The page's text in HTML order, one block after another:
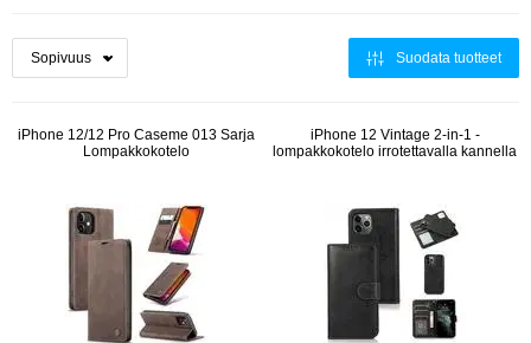
Suodata tuotteet
iPhone 12/12 Pro Caseme 013 Sarja
Lompakkokotelo
iPhone 12 Vintage 2-in-1 -
lompakkokotelo irrotettavalla kannella